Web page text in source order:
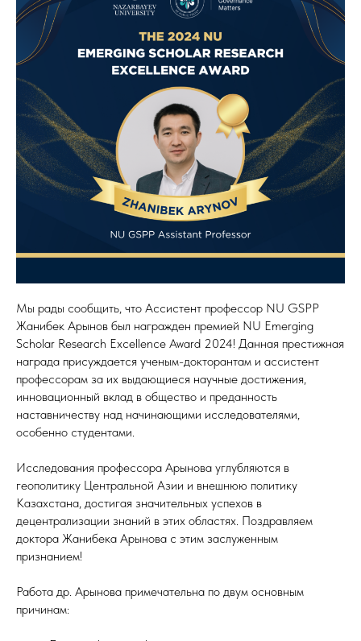
Мы рады сообщить, что Ассистент профессор NU GSPP
Жанибек Арынов был награжден премией NU Emerging
Scholar Research Excellence Award 2024! Данная престижная
награда присуждается ученым-докторантам и ассистент
профессорам за их выдающиеся научные достижения,
инновационный вклад в общество и преданность
наставничеству над начинающими исследователями,
особенно студентами.
Исследования профессора Арынова углубляются в
геополитику Центральной Азии и внешнюю политику
Казахстана, достигая значительных успехов в
децентрализации знаний в этих областях. Поздравляем
доктора Жанибека Арынова с этим заслуженным
признанием!
Работа др. Арынова примечательна по двум основным
причинам: